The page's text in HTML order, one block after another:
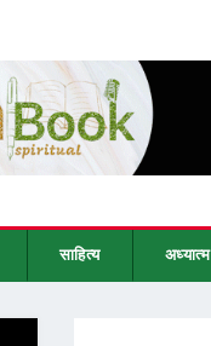
साहित्य अध्यात्म